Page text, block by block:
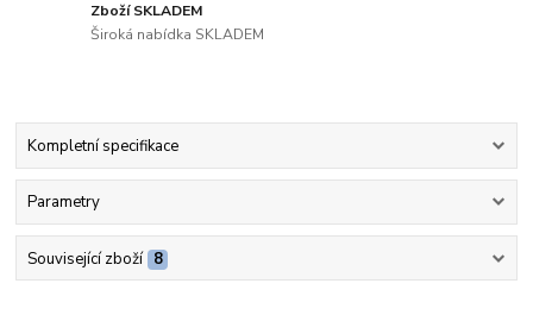
Zboží SKLADEM
Široká nabídka SKLADEM
Kompletní specifikace
Parametry
Související zboží 8